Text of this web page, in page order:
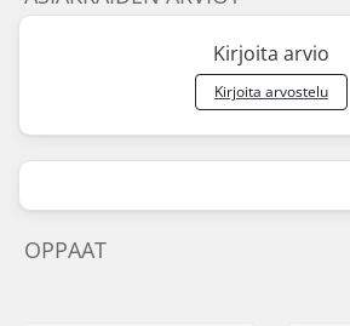
Kirjoita arvio
Kirjoita arvostelu
OPPAAT